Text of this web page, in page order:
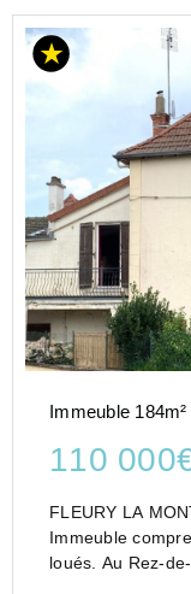
Immeuble
110
FLEURY LA
Immeuble
loués. Au Rez-de-